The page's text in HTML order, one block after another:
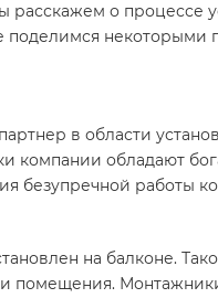
расскажем о процессе
некоторыми
в области
компании обладают
безупречной работы
на балконе.
помещения.